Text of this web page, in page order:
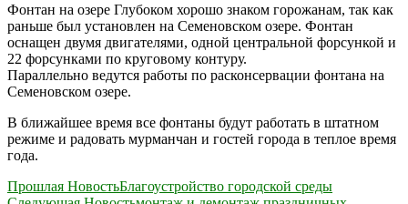
Фонтан на озере Глубоком хорошо знаком горожанам, так как
раньше был установлен на Семеновском озере. Фонтан
оснащен двумя двигателями, одной центральной форсункой и
22 форсунками по круговому контуру.
Параллельно ведутся работы по расконсервации фонтана на
Семеновском озере.
В ближайшее время все фонтаны будут работать в штатном
режиме и радовать мурманчан и гостей города в теплое время
года.
Навигация
Прошлая НовостьБлагоустройство городской среды